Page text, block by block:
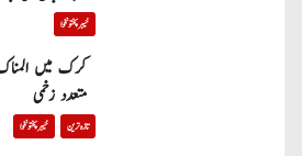
خیبر پختونخوا
متعدد زخمی
تازہ ترین خیبر پختونخوا